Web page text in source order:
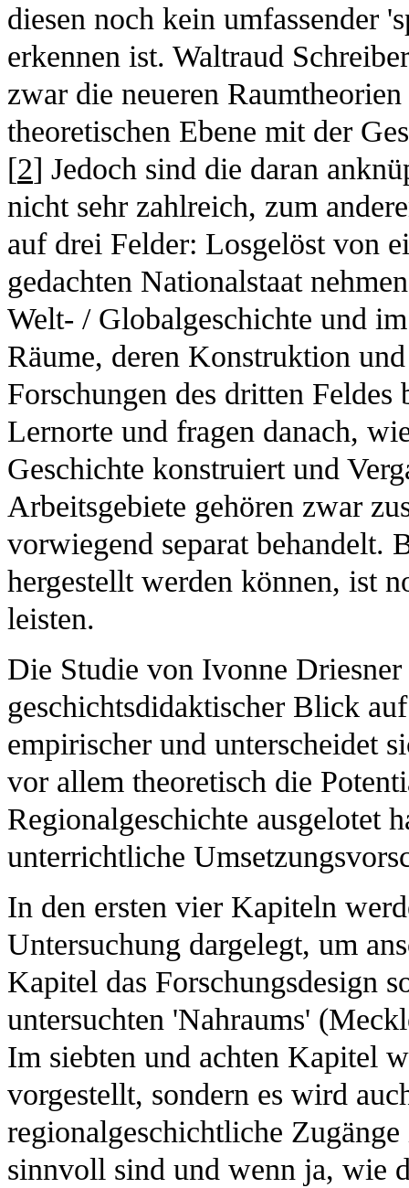
diesen noch kein umfassender
erkennen ist. Waltraud
zwar die neueren
theoretischen Ebene mit der
[2] Jedoch sind die daran
nicht sehr zahlreich, zum
auf drei Felder: Losgelöst von
gedachten Nationalstaat
Welt- / Globalgeschichte und
Räume, deren Konstruktion
Forschungen des dritten Feldes
Lernorte und fragen danach,
Geschichte konstruiert und
Arbeitsgebiete gehören zwar
vorwiegend separat behandelt.
hergestellt werden können, ist
leisten.
Die Studie von Ivonne
geschichtsdidaktischer Blick
empirischer und unterscheidet
vor allem theoretisch die
Regionalgeschichte ausgelotet
unterrichtliche
In den ersten vier Kapiteln
Untersuchung dargelegt, um
Kapitel das Forschungsdesign
untersuchten 'Nahraums'
Im siebten und achten Kapitel
vorgestellt, sondern es wird
regionalgeschichtliche
sinnvoll sind und wenn ja, wie